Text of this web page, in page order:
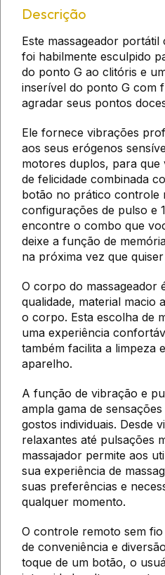
Descrição
Este massageador
foi habilmente esculpido
do ponto G ao clitóris e
inserível do ponto G com
agradar seus pontos
Ele fornece vibrações
aos seus erógenos
motores duplos, para
de felicidade combinada
botão no prático controle
configurações de pulso e
encontre o combo que
deixe a função de
na próxima vez que
O corpo do massageador
qualidade, material macio
o corpo. Esta escolha de
uma experiência
também facilita a limpeza
aparelho.
A função de vibração e
ampla gama de
gostos individuais. Desde
relaxantes até pulsações
massajador permite aos
sua experiência de
suas preferências e
qualquer momento.
O controle remoto sem
de conveniência e
toque de um botão, o